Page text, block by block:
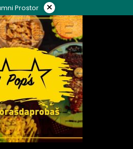
Prostor ×